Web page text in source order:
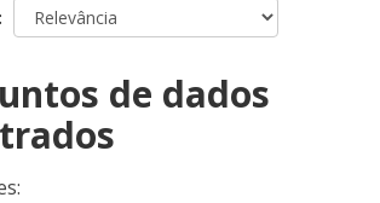
de dados